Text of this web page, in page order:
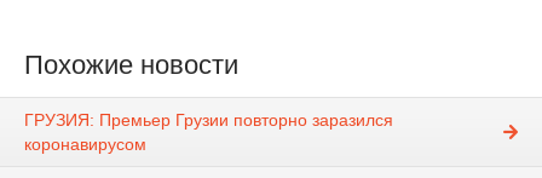
Похожие новости
ГРУЗИЯ: Премьер Грузии повторно заразился
коронавирусом